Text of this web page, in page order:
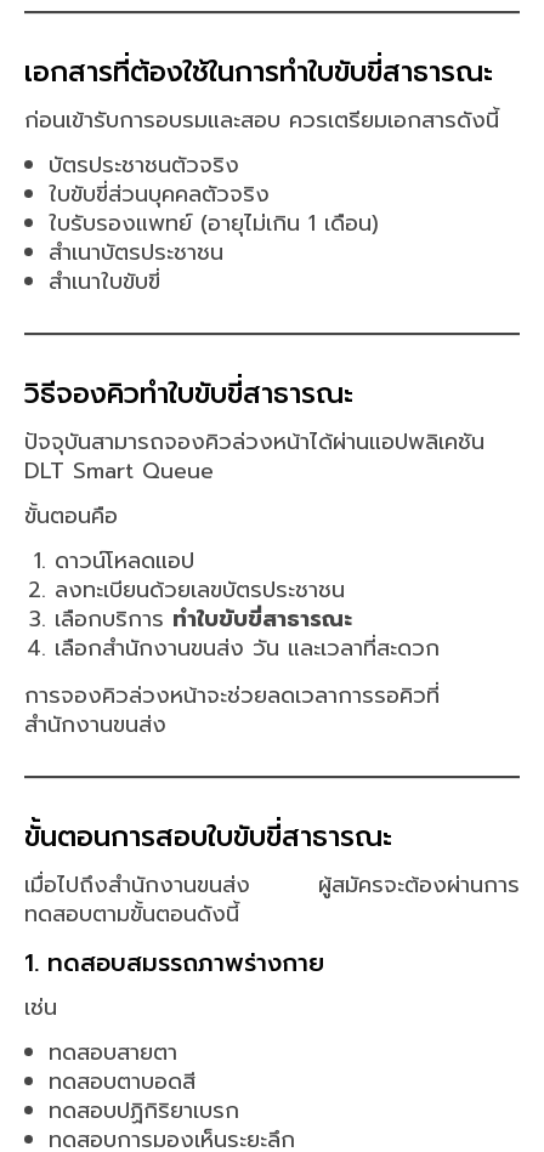
เอกสารที่ต้องใช้ในการทำใบขับขี่สาธารณะ
ก่อนเข้ารับการอบรมและสอบ ควรเตรียมเอกสารดังนี้
บัตรประชาชนตัวจริง
ใบขับขี่ส่วนบุคคลตัวจริง
ใบรับรองแพทย์ (อายุไม่เกิน 1 เดือน)
สำเนาบัตรประชาชน
สำเนาใบขับขี่
วิธีจองคิวทำใบขับขี่สาธารณะ
ปัจจุบันสามารถจองคิวล่วงหน้าได้ผ่านแอปพลิเคชัน
DLT Smart Queue
ขั้นตอนคือ
ดาวน์โหลดแอป
ลงทะเบียนด้วยเลขบัตรประชาชน
เลือกบริการ ทำใบขับขี่สาธารณะ
เลือกสำนักงานขนส่ง วัน และเวลาที่สะดวก
การจองคิวล่วงหน้าจะช่วยลดเวลาการรอคิวที่
สำนักงานขนส่ง
ขั้นตอนการสอบใบขับขี่สาธารณะ
เมื่อไปถึงสำนักงานขนส่ง ผู้สมัครจะต้องผ่านการ
ทดสอบตามขั้นตอนดังนี้
1. ทดสอบสมรรถภาพร่างกาย
เช่น
ทดสอบสายตา
ทดสอบตาบอดสี
ทดสอบปฏิกิริยาเบรก
ทดสอบการมองเห็นระยะลึก